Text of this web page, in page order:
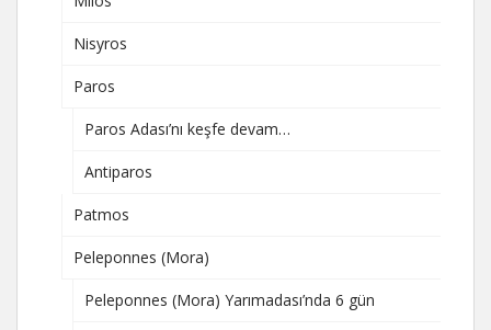
Nisyros
Paros
Paros Adası’nı keşfe devam…
Antiparos
Patmos
Peleponnes (Mora)
Peleponnes (Mora) Yarımadası’nda 6 gün